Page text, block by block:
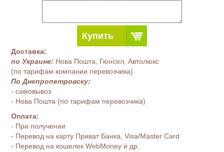
Купить
Доставка:
по Украине: Нова Пошта, Гюнсел, Автолюкс
(по тарифам компании перевозчика)
По Днепропетровску:
- самовывоз
- Нова Пошта (по тарифам перевозчика)
Оплата:
- При получении
- Перевод на карту Приват Банка, Visa/Master Card
- Перевод на кошелек WebMoney и др.